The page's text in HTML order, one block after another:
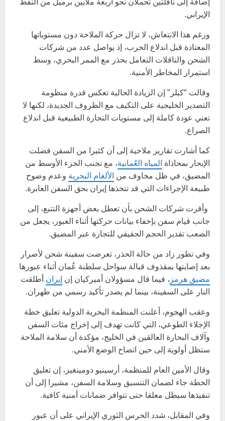
الإيراني.
ورغم هذا الانتعاش، لا تزال حركة الملاحة دون مستوياتها
المعتادة قبل اندلاع الحرب، إذ يواصل عدد من شركات
الشحن والناقلات التعامل بحذر مع الممر البحري، وسط
استمرار المخاطر الأمنية.
وقالت “كبلر” إن الزيادة الحالية تعكس قدرة منظومة
التصدير الخليجية على التكيف مع الظروف الجديدة، لكنها لا
تعني عودة كاملة إلى مستويات التجارة الطبيعية قبل اندلاع
الصراع.
كما أشارت تقارير ملاحية إلى أن كثيرا من السفن فضلت
الإبحار بمحاذاة المياه العُمانية، مع تجنب الجزء الأوسط من
المضيق، في ظل مخاوف من الألغام البحرية وعدم وضوح
طبيعة الإجراءات التي قد تتخذها إيران بحق السفن العابرة.
وأقرت شركات الشحن بأن تعطل بعض أجهزة التتبع، إلى
جانب قيام سفن بإخفاء بيانات حركتها أثناء العبور، يجعل من
الصعب تقدير الحجم الحقيقي للتجارة عبر المضيق.
وفي تطور زاد من حالة الحذر، تعرضت سفينة شحن لأضرار
بعد إصابتها بمقذوف قبالة سواحل سلطنة عُمان أثناء عبورها
مضيق هرمز ، فيما قال مسؤولان أميركيان إن إيران أطلقت
النار على السفينة، بينما لم يصدر تأكيد رسمي من طهران.
وعقب الهجوم، أعلنت المنظمة البحرية الدولية تعليق خطة
الإجلاء الطوعي، التي كانت تهدف إلى إخراج مئات السفن
وآلاف البحارة العالقين في الخليج، مؤكدة أن سلامة الملاحة
ستظل أولوية إلى حين اتضاح الوضع الأمني.
وقال الأمين العام للمنظمة، أرسينيو دومينغيز، إن تعليق
الخطة جاء لضمان التنسيق وسلامة السفن، مشيرا إلى أن
تنفيذها سيظل معلقا حتى تتوافر ضمانات أمنية كافية.
وفي المقابل، شدد الحرس الثوري الإيراني على أن عبور